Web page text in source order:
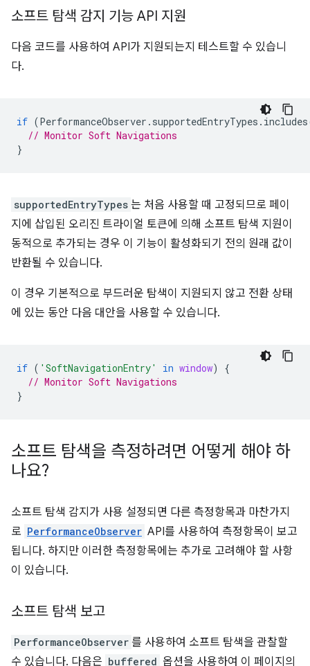
소프트 탐색 감지 기능 API 지원
다음 코드를 사용하여 API가 지원되는지 테스트할 수 있습니
다.
if (PerformanceObserver . supportedEntryTypes . includes
// Monitor Soft Navigations
}
supportedEntryTypes 는 처음 사용할 때 고정되므로 페이
지에 삽입된 오리진 트라이얼 토큰에 의해 소프트 탐색 지원이
동적으로 추가되는 경우 이 기능이 활성화되기 전의 원래 값이
반환될 수 있습니다.
이 경우 기본적으로 부드러운 탐색이 지원되지 않고 전환 상태
에 있는 동안 다음 대안을 사용할 수 있습니다.
if ( 'SoftNavigationEntry' in window)
{
// Monitor Soft Navigations
}
소프트 탐색을 측정하려면 어떻게 해야 하
나요?
소프트 탐색 감지가 사용 설정되면 다른 측정항목과 마찬가지
로 PerformanceObserver API를 사용하여 측정항목이 보고
됩니다. 하지만 이러한 측정항목에는 추가로 고려해야 할 사항
이 있습니다.
소프트 탐색 보고
PerformanceObserver 를 사용하여 소프트 탐색을 관찰할
수 있습니다. 다음은 buffered 옵션을 사용하여 이 페이지의